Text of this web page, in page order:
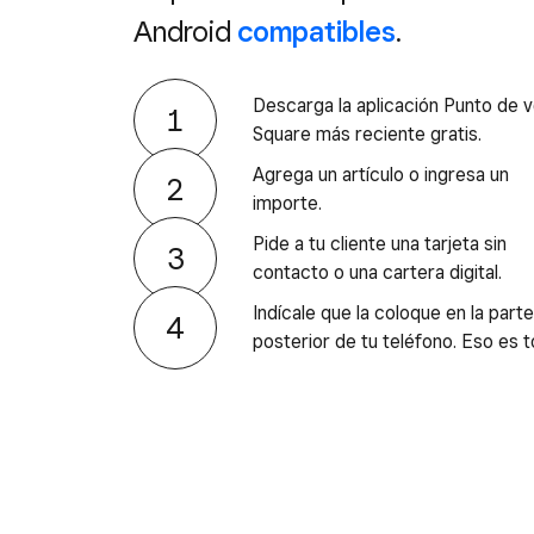
Android compatibles.
Descarga la aplicación Punto de
Square más reciente gratis.
Agrega un artículo o ingresa un
importe.
Pide a tu cliente una tarjeta sin
contacto o una cartera digital.
Indícale que la coloque en la parte
posterior de tu teléfono. Eso es